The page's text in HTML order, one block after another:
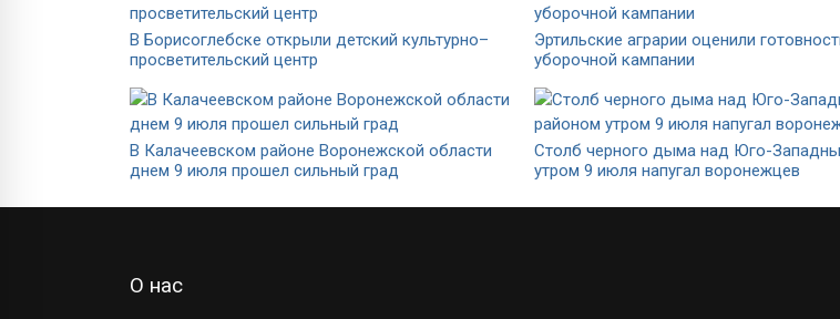
В Борисоглебске открыли детский культурно–
просветительский центр
Эртильские аграрии оценили
уборочной кампании
В Калачеевском районе Воронежской области
днем 9 июля прошел сильный град
Столб черного дыма над Юго-
утром 9 июля напугал воронежцев
О нас